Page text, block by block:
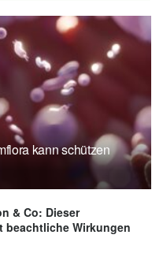
kann schützen
& Co: Dieser
beachtliche Wirkungen